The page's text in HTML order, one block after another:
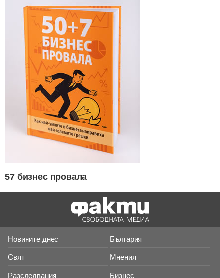
57 бизнес провала
Новините днес България
Свят Мнения
Разследвания Бизнес